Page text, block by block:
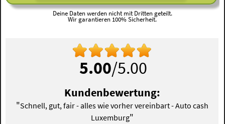
Deine Daten werden nicht mit Dritten geteilt.
Wir garantieren 100% Sicherheit.
5.00/5.00
Kundenbewertung:
"Schnell, gut, fair - alles wie vorher vereinbart - Auto cash
Luxemburg"